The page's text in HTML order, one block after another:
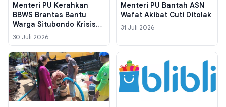
Menteri PU Kerahkan
BBWS Brantas Bantu
Warga Situbondo Krisis
Air
30 Juli 2026
Menteri PU Bantah ASN
Wafat Akibat Cuti Ditolak
31 Juli 2026